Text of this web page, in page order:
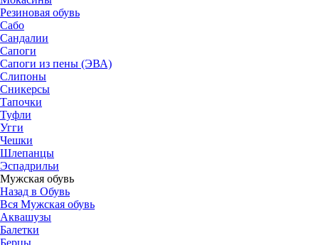
Резиновая обувь
Сабо
Сандалии
Сапоги
Сапоги из пены (ЭВА)
Слипоны
Сникерсы
Тапочки
Туфли
Угги
Чешки
Шлепанцы
Эспадрильи
Мужская обувь
Назад в Обувь
Вся Мужская обувь
Аквашузы
Балетки
Берцы